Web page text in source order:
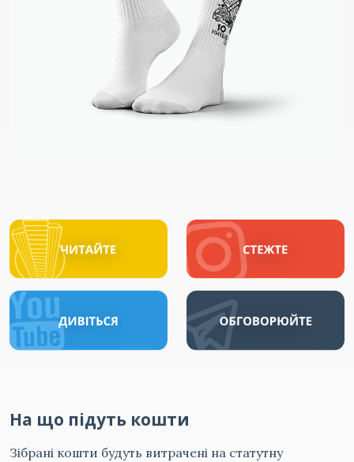
На що підуть кошти
Зібрані кошти будуть витрачені на статутну